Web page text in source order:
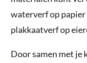
waterverf op papier
plakkaatverf op
Door samen met je